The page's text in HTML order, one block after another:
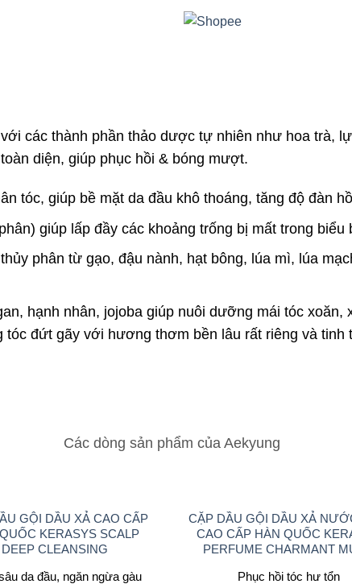
các thành phần thảo dược tự nhiên như hoa trà,
diện, giúp phục hồi & bóng mượt.
tóc, giúp bề mặt da đầu khô thoáng, tăng độ đàn
giúp lấp đầy các khoảng trống bị mất trong
phân từ gạo, đậu nành, hạt bông, lúa mì, lúa
hạnh nhân, jojoba giúp nuôi dưỡng mái tóc
tóc đứt gãy với hương thơm bền lâu rất riêng và tinh
Các dòng sản phẩm của Aekyung
GỘI DẦU XẢ CAO CẤP
KERASYS SCALP
DEEP CLEANSING
da đầu, ngăn ngừa gàu
CẶP DẦU GỘI DẦU XẢ
CAO CẤP HÀN QUỐC
PERFUME CHARMANT
Phục hồi tóc hư tổn